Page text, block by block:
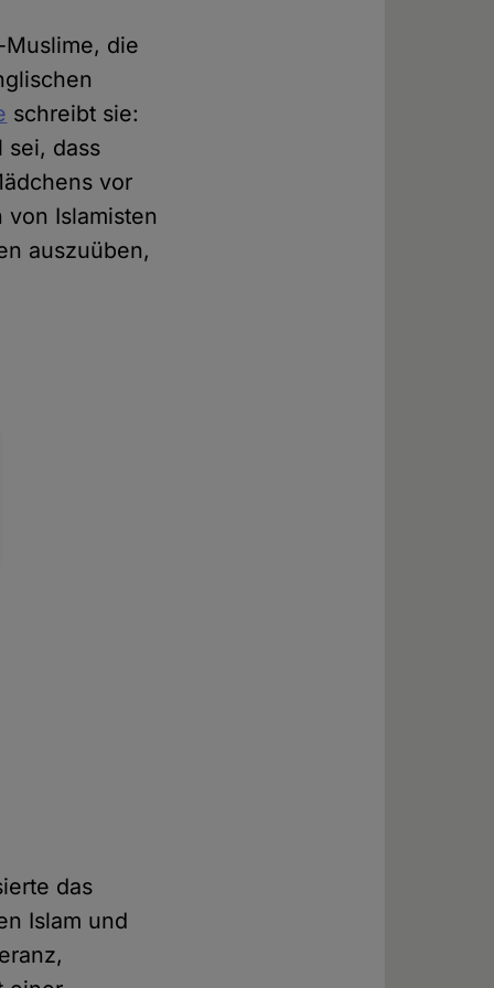
die
schreibt sie:
sei, dass
vor
Islamisten
auszuüben,
das
Islam und